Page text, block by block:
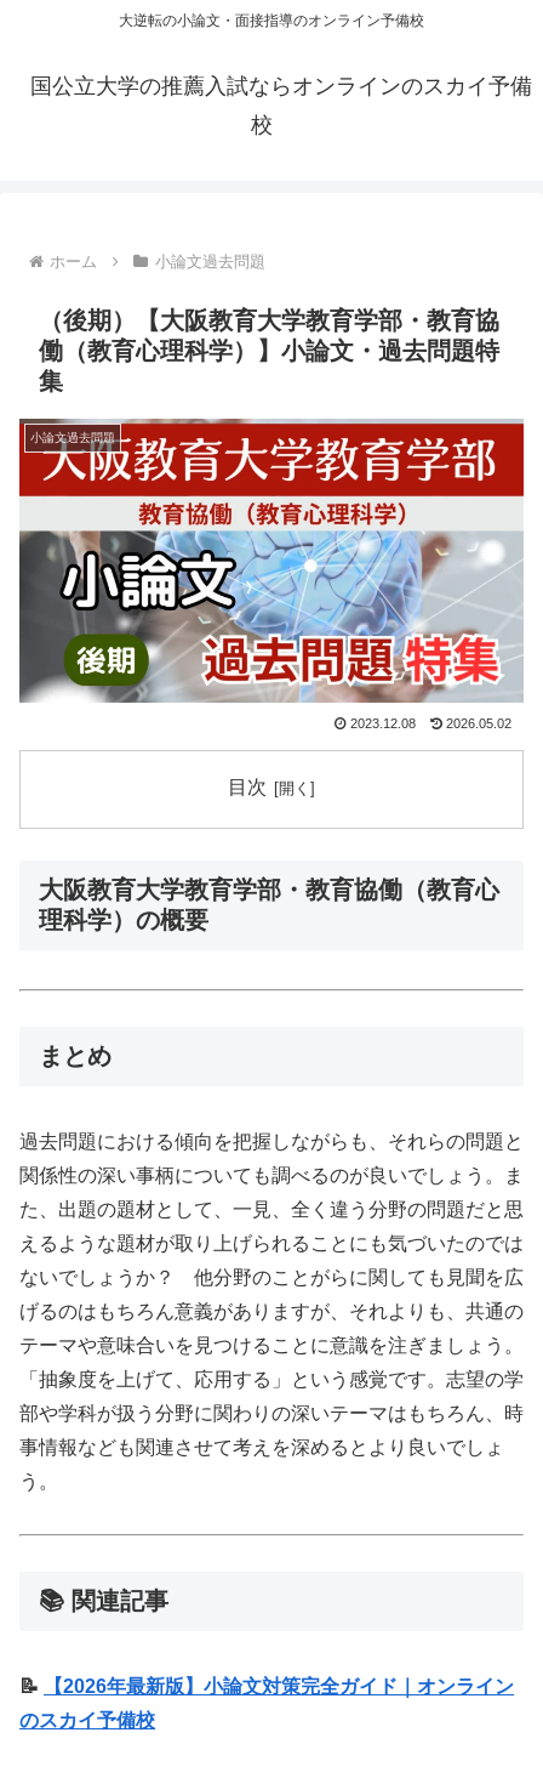
大逆転の小論文・面接指導のオンライン予備校
国公立大学の推薦入試ならオンラインのスカイ予備
校
ホーム 小論文過去問題
（後期）【大阪教育大学教育学部・教育協
働（教育心理科学）】小論文・過去問題特
集
小論文過去問題
2023.12.08 2026.05.02
目次
大阪教育大学教育学部・教育協働（教育心
理科学）の概要
まとめ
過去問題における傾向を把握しながらも、それらの問題と
関係性の深い事柄についても調べるのが良いでしょう。ま
た、出題の題材として、一見、全く違う分野の問題だと思
えるような題材が取り上げられることにも気づいたのでは
ないでしょうか？ 他分野のことがらに関しても見聞を広
げるのはもちろん意義がありますが、それよりも、共通の
テーマや意味合いを見つけることに意識を注ぎましょう。
「抽象度を上げて、応用する」という感覚です。志望の学
部や学科が扱う分野に関わりの深いテーマはもちろん、時
事情報なども関連させて考えを深めるとより良いでしょ
う。
📚 関連記事
📝
【2026年最新版】小論文対策完全ガイド｜オンライン
のスカイ予備校